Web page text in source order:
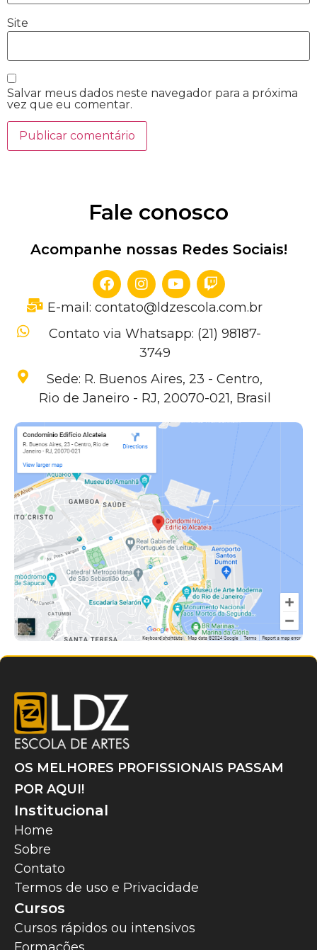
Site
Salvar meus dados neste navegador para a próxima
vez que eu comentar.
Fale conosco
Acompanhe nossas Redes Sociais!
E-mail: contato@ldzescola.com.br
Contato via Whatsapp: (21) 98187-
3749
Sede: R. Buenos Aires, 23 - Centro,
Rio de Janeiro - RJ, 20070-021, Brasil
OS MELHORES PROFISSIONAIS PASSAM
POR AQUI!
Institucional
Home
Sobre
Contato
Termos de uso e Privacidade
Cursos
Cursos rápidos ou intensivos